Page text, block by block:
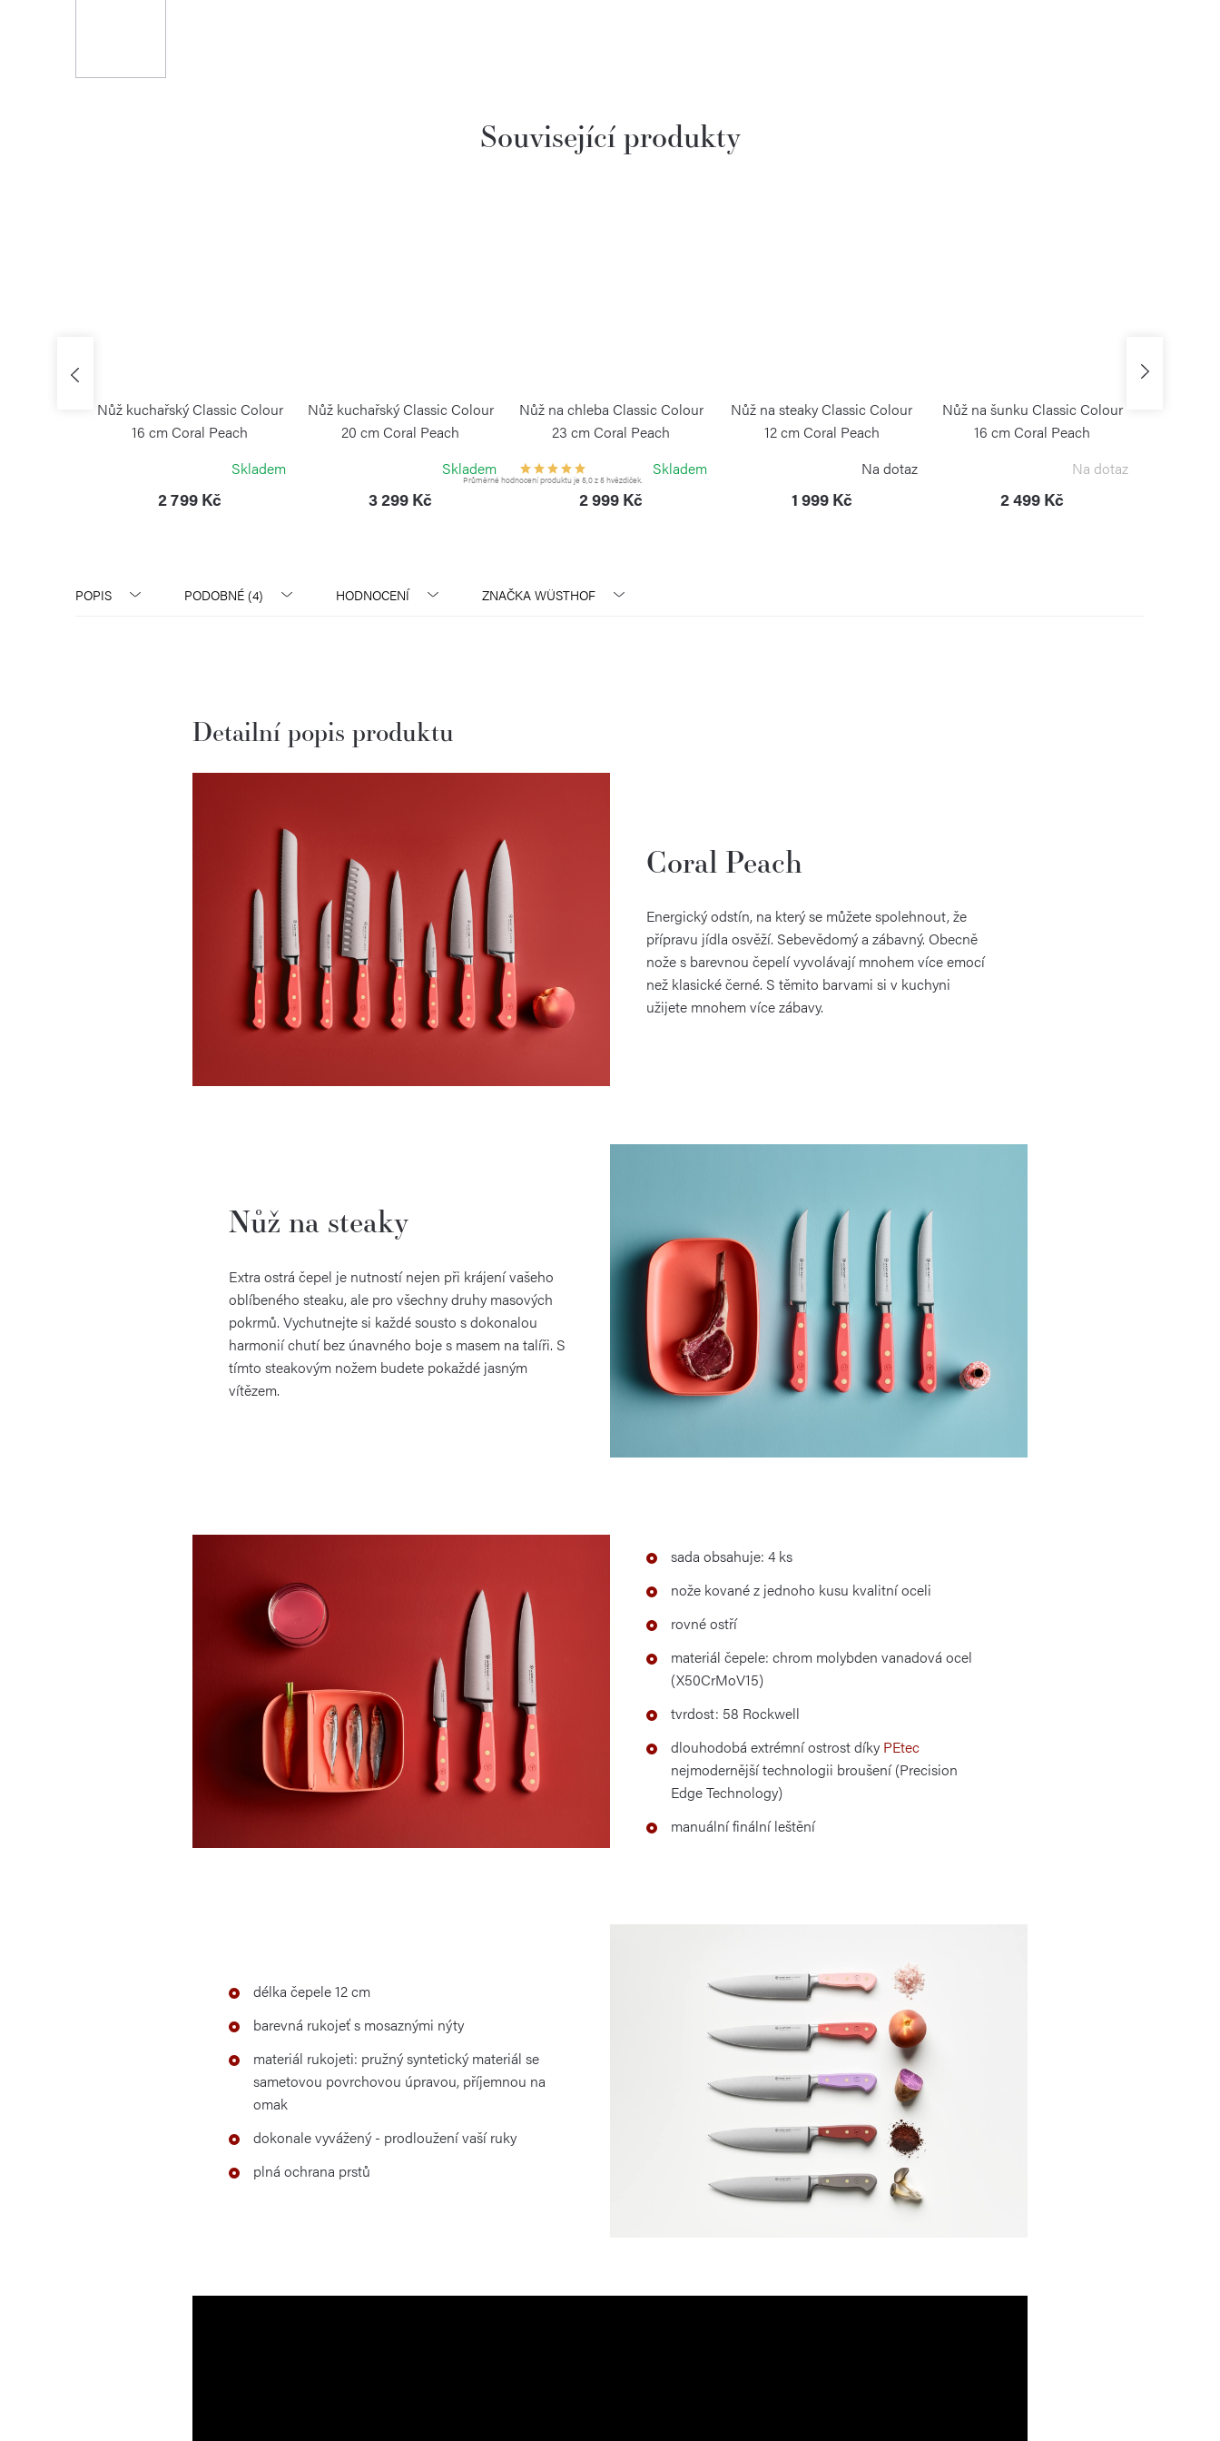
Související produkty
Nůž kuchařský Classic Colour
16 cm Coral Peach
Skladem
2 799 Kč
Nůž kuchařský Classic Colour
20 cm Coral Peach
Skladem
3 299 Kč
Nůž na chleba Classic Colour
23 cm Coral Peach
Průměrné hodnocení produktu je 5,0 z 5 hvězdiček.
Skladem
2 999 Kč
Nůž na steaky Classic Colour
12 cm Coral Peach
Na dotaz
1 999 Kč
Nůž na šunku Classic Colour
16 cm Coral Peach
Na dotaz
2 499 Kč
POPIS PODOBNÉ (4) HODNOCENÍ ZNAČKA WÜSTHOF
Detailní popis produktu
Coral Peach
Energický odstín, na který se můžete spolehnout, že
přípravu jídla osvěží. Sebevědomý a zábavný. Obecně
nože s barevnou čepelí vyvolávají mnohem více emocí
než klasické černé. S těmito barvami si v kuchyni
užijete mnohem více zábavy.
Nůž na steaky
Extra ostrá čepel je nutností nejen při krájení vašeho
oblíbeného steaku, ale pro všechny druhy masových
pokrmů. Vychutnejte si každé sousto s dokonalou
harmonií chutí bez únavného boje s masem na talíři. S
tímto steakovým nožem budete pokaždé jasným
vítězem.
sada obsahuje: 4 ks
nože kované z jednoho kusu kvalitní oceli
rovné ostří
materiál čepele: chrom molybden vanadová ocel
(X50CrMoV15)
tvrdost: 58 Rockwell
dlouhodobá extrémní ostrost díky PEtec
nejmodernější technologii broušení (Precision
Edge Technology)
manuální finální leštění
délka čepele 12 cm
barevná rukojeť s mosaznými nýty
materiál rukojeti: pružný syntetický materiál se
sametovou povrchovou úpravou, příjemnou na
omak
dokonale vyvážený - prodloužení vaší ruky
plná ochrana prstů